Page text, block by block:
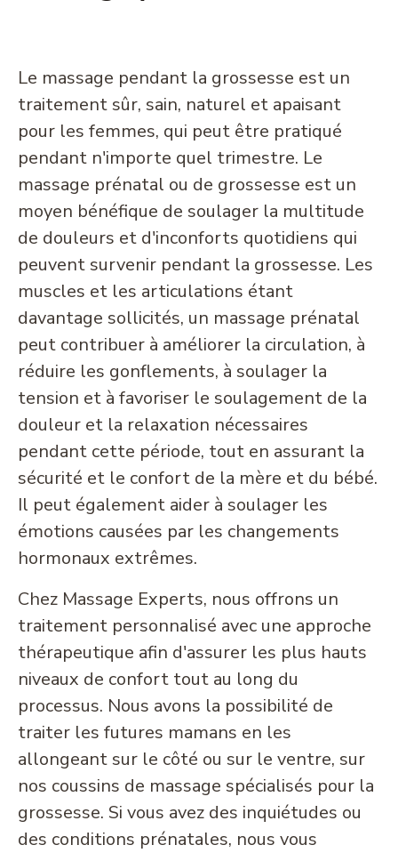
Le massage pendant la grossesse est un
traitement sûr, sain, naturel et apaisant
pour les femmes, qui peut être pratiqué
pendant n'importe quel trimestre. Le
massage prénatal ou de grossesse est un
moyen bénéfique de soulager la multitude
de douleurs et d'inconforts quotidiens qui
peuvent survenir pendant la grossesse. Les
muscles et les articulations étant
davantage sollicités, un massage prénatal
peut contribuer à améliorer la circulation, à
réduire les gonflements, à soulager la
tension et à favoriser le soulagement de la
douleur et la relaxation nécessaires
pendant cette période, tout en assurant la
sécurité et le confort de la mère et du bébé.
Il peut également aider à soulager les
émotions causées par les changements
hormonaux extrêmes.
Chez Massage Experts, nous offrons un
traitement personnalisé avec une approche
thérapeutique afin d'assurer les plus hauts
niveaux de confort tout au long du
processus. Nous avons la possibilité de
traiter les futures mamans en les
allongeant sur le côté ou sur le ventre, sur
nos coussins de massage spécialisés pour la
grossesse. Si vous avez des inquiétudes ou
des conditions prénatales, nous vous